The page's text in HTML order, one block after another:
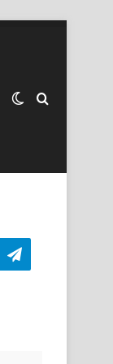
lateral
Switch skin
Telegram